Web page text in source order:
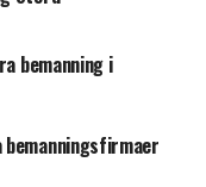
bemanning i